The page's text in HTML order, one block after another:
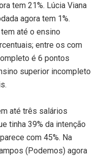
tem 21%. Lúcia Viana
agora tem 1%.
até o ensino
entre os com
é 6 pontos
superior incompleto
até três salários
tinha 39% da intenção
com 45%. Na
(Podemos) agora